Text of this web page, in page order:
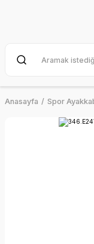
Anasayfa Spor